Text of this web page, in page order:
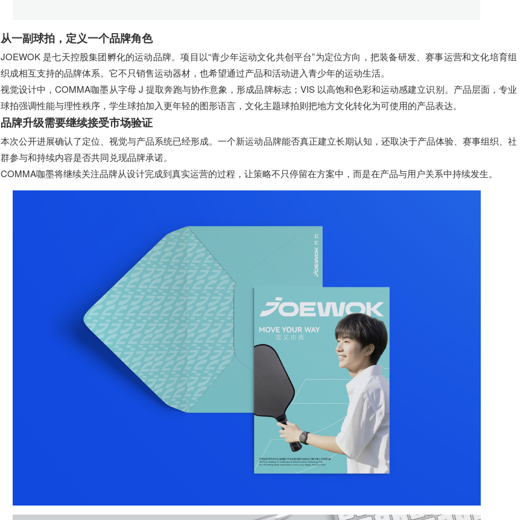
从一副球拍，定义一个品牌角色
JOEWOK 是七天控股集团孵化的运动品牌。项目以“青少年运动文化共创平台”为定位方向，把装备研发、赛事运营和文化培育组
织成相互支持的品牌体系。它不只销售运动器材，也希望通过产品和活动进入青少年的运动生活。
视觉设计中，COMMA咖墨从字母 J 提取奔跑与协作意象，形成品牌标志；VIS 以高饱和色彩和运动感建立识别。产品层面，专业
球拍强调性能与理性秩序，学生球拍加入更年轻的图形语言，文化主题球拍则把地方文化转化为可使用的产品表达。
品牌升级需要继续接受市场验证
本次公开进展确认了定位、视觉与产品系统已经形成。一个新运动品牌能否真正建立长期认知，还取决于产品体验、赛事组织、社
群参与和持续内容是否共同兑现品牌承诺。
COMMA咖墨将继续关注品牌从设计完成到真实运营的过程，让策略不只停留在方案中，而是在产品与用户关系中持续发生。